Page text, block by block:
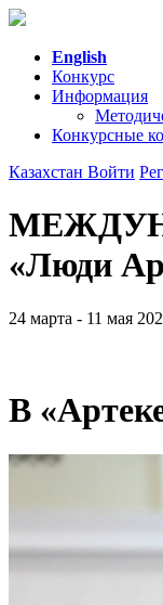
English
Конкурс
Информация
Конкурсные
Казахстан Войти
«Люди
24 марта - 11 мая
В